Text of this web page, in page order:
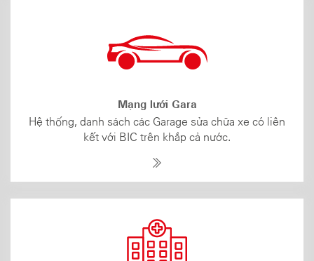
Mạng lưới Gara
Hệ thống, danh sách các Garage sửa chữa xe có liên
kết với BIC trên khắp cả nước.